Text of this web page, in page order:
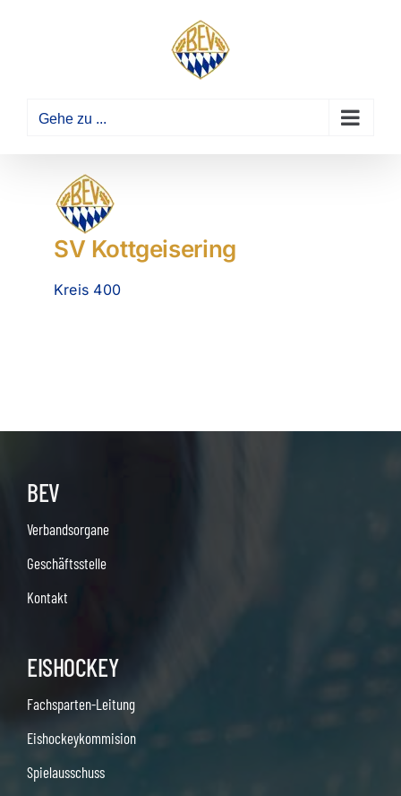
Gehe zu ...
SV Kottgeisering
Kreis 400
BEV
Verbandsorgane
Geschäftsstelle
Kontakt
EISHOCKEY
Fachsparten-Leitung
Eishockeykommision
Spielausschuss